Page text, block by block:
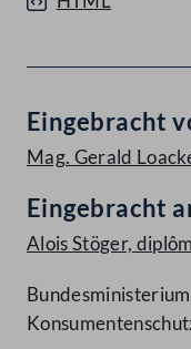
Eingebracht
Mag. Gerald
Eingebracht
Alois Stöger,